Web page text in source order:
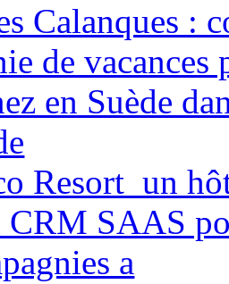
Calanques :
de vacances
en Suède
Resort un
SAAS
a